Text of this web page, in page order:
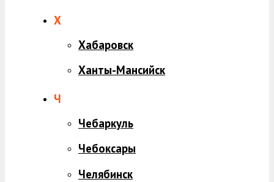
Х
Хабаровск
Ханты-Мансийск
Ч
Чебаркуль
Чебоксары
Челябинск